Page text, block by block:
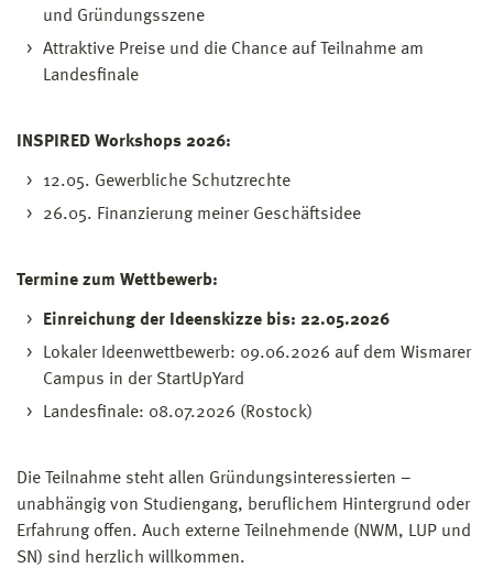
und Gründungsszene
Attraktive Preise und die Chance auf Teilnahme am
Landesfinale
INSPIRED Workshops 2026:
12.05. Gewerbliche Schutzrechte
26.05. Finanzierung meiner Geschäftsidee
Termine zum Wettbewerb:
Einreichung der Ideenskizze bis: 22.05.2026
Lokaler Ideenwettbewerb: 09.06.2026 auf dem Wismarer
Campus in der StartUpYard
Landesfinale: 08.07.2026 (Rostock)
Die Teilnahme steht allen Gründungsinteressierten –
unabhängig von Studiengang, beruflichem Hintergrund oder
Erfahrung offen. Auch externe Teilnehmende (NWM, LUP und
SN) sind herzlich willkommen.